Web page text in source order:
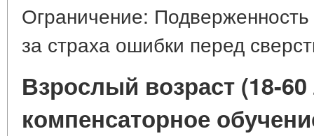
Ограничение:
за страха ошибки перед
Взрослый возраст (18-
компенсаторное